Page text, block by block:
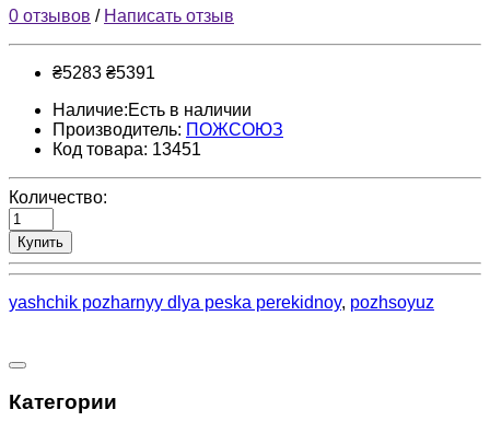
0 отзывов / Написать отзыв
₴5283 ₴5391
Наличие:Есть в наличии
Производитель: ПОЖСОЮЗ
Код товара: 13451
Количество:
Купить
yashchik pozharnyy dlya peska perekidnoy, pozhsoyuz
Категории